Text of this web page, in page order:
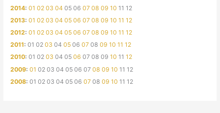
2014:01 02 03 04 05 06 07 08 09 10 11 12
2013:01 02 03 04 05 06 07 08 09 10 11 12
2012:01 02 03 04 05 06 07 08 09 10 11 12
2011:01 02 03 04 05 06 07 08 09 10 11 12
2010:01 02 03 04 05 06 07 08 09 10 11 12
2009:01 02 03 04 05 06 07 08 09 10 11 12
2008:01 02 03 04 05 06 07 08 09 10 11 12